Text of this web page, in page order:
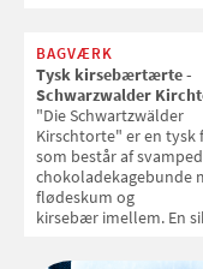
BAGVÆRK
Tysk kirsebærtærte -
Schwarzwalder
"Die Schwartzwälder
Kirschtorte" er en tysk
som består af
chokoladekagebunde
flødeskum og
kirsebær imellem. En